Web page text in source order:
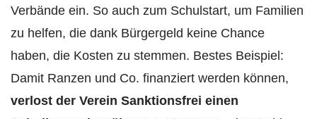
Verbände ein. So auch zum Schulstart, um Familien
zu helfen, die dank Bürgergeld keine Chance
haben, die Kosten zu stemmen. Bestes Beispiel:
Damit Ranzen und Co. finanziert werden können,
verlost der Verein Sanktionsfrei einen